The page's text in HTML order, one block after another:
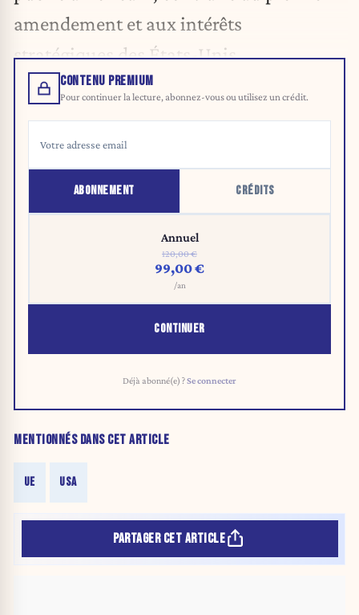
amendement et aux intérêts
stratégiques des États-Unis.
CONTENU PREMIUM
Pour continuer la lecture, abonnez-vous ou utilisez un crédit.
ABONNEMENT CRÉDITS
Annuel
120,00 €
99,00 €
/an
CONTINUER
Déjà abonné(e) ?Se connecter
MENTIONNÉS DANS CET ARTICLE
UE USA
PARTAGER CET ARTICLE